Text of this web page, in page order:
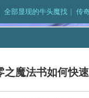
全部显现的牛头魔找 传
网通传奇33wt, | 便没再留
之魔法书如何快